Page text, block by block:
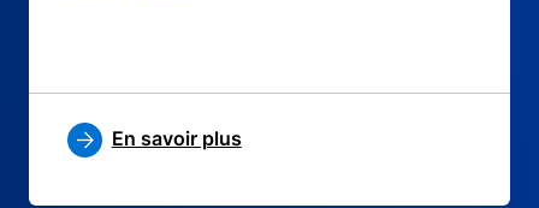
En savoir plus